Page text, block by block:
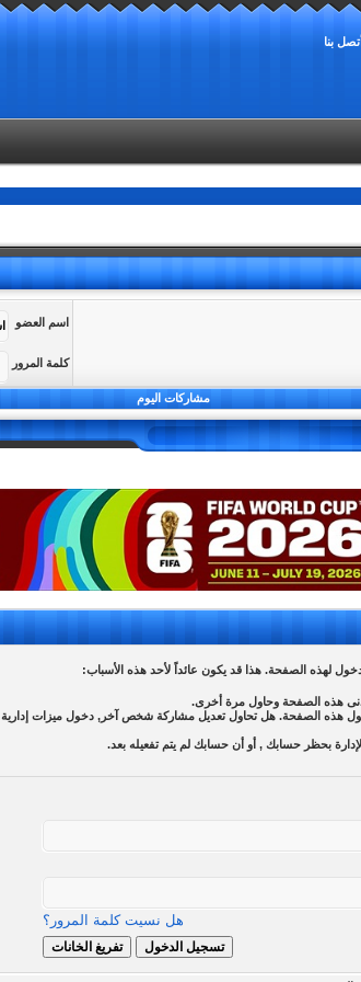
بنا
اسم العضو
كلمة المرور
مشاركات اليوم
لهذه الصفحة. هذا قد يكون عائداً لأحد هذه الأسباب:
هذه الصفحة وحاول مرة أخرى.
هذه الصفحة. هل تحاول تعديل مشاركة شخص آخر, دخول ميزات إدارية
بحظر حسابك , أو أن حسابك لم يتم تفعيله بعد.
هل نسيت كلمة المرور؟